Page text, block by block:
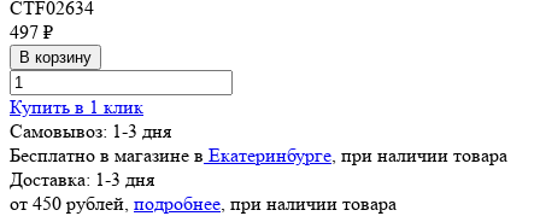
CTF02634
497 ₽
В корзину
Купить в 1 клик
Самовывоз: 1-3 дня
Бесплатно в магазине в Екатеринбурге, при наличии товара
Доставка: 1-3 дня
от 450 рублей, подробнее, при наличии товара